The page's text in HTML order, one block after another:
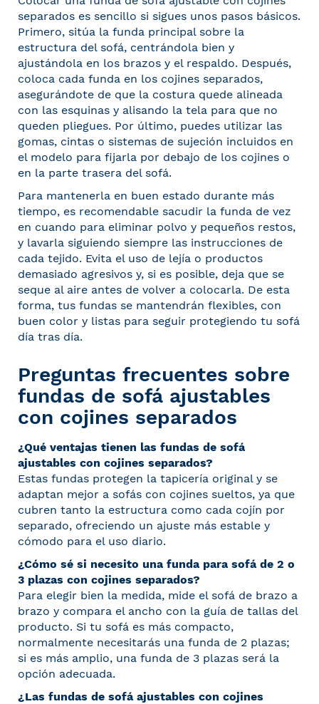
separados es sencillo si sigues unos pasos básicos.
Primero, sitúa la funda principal sobre la
estructura del sofá, centrándola bien y
ajustándola en los brazos y el respaldo. Después,
coloca cada funda en los cojines separados,
asegurándote de que la costura quede alineada
con las esquinas y alisando la tela para que no
queden pliegues. Por último, puedes utilizar las
gomas, cintas o sistemas de sujeción incluidos en
el modelo para fijarla por debajo de los cojines o
en la parte trasera del sofá.
Para mantenerla en buen estado durante más
tiempo, es recomendable sacudir la funda de vez
en cuando para eliminar polvo y pequeños restos,
y lavarla siguiendo siempre las instrucciones de
cada tejido. Evita el uso de lejía o productos
demasiado agresivos y, si es posible, deja que se
seque al aire antes de volver a colocarla. De esta
forma, tus fundas se mantendrán flexibles, con
buen color y listas para seguir protegiendo tu sofá
día tras día.
Preguntas frecuentes sobre
fundas de sofá ajustables
con cojines separados
¿Qué ventajas tienen las fundas de sofá
ajustables con cojines separados?
Estas fundas protegen la tapicería original y se
adaptan mejor a sofás con cojines sueltos, ya que
cubren tanto la estructura como cada cojín por
separado, ofreciendo un ajuste más estable y
cómodo para el uso diario.
¿Cómo sé si necesito una funda para sofá de 2 o
3 plazas con cojines separados?
Para elegir bien la medida, mide el sofá de brazo a
brazo y compara el ancho con la guía de tallas del
producto. Si tu sofá es más compacto,
normalmente necesitarás una funda de 2 plazas;
si es más amplio, una funda de 3 plazas será la
opción adecuada.
¿Las fundas de sofá ajustables con cojines